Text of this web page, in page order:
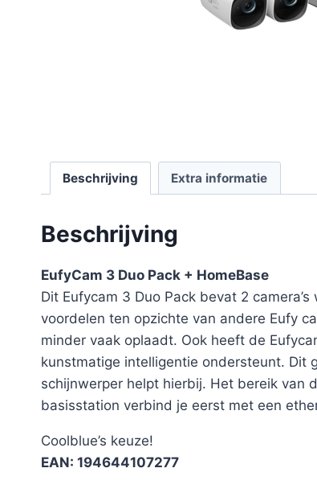
Beschrijving Extra informatie
Beschrijving
EufyCam 3 Duo Pack + HomeBase
Dit Eufycam 3 Duo Pack bevat 2
voordelen ten opzichte van andere Eufy
minder vaak oplaadt. Ook heeft de
kunstmatige intelligentie ondersteunt. Dit
schijnwerper helpt hierbij. Het bereik van
basisstation verbind je eerst met een
Coolblue’s keuze!
EAN: 194644107277